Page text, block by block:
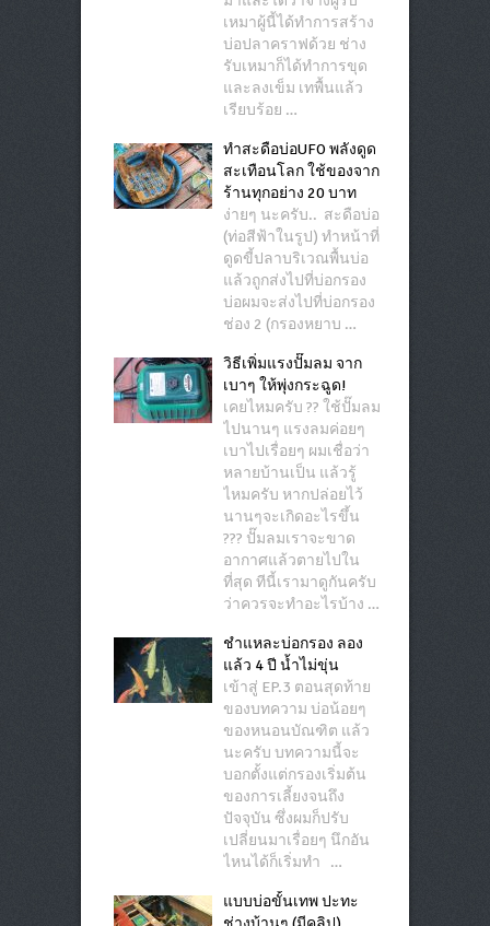
เหมาผู้นี้ได้ทำการสร้าง
บ่อปลาคราฟด้วย ช่าง
รับเหมาก็ได้ทำการขุด
และลงเข็ม เทพื้นแล้ว
เรียบร้อย …
ทำสะดือบ่อUFO พลังดูด
สะเทือนโลก ใช้ของจาก
ร้านทุกอย่าง 20 บาท
ง่ายๆ นะครับ.. สะดือบ่อ
(ท่อสีฟ้าในรูป) ทำหน้าที่
ดูดขี้ปลาบริเวณพื้นบ่อ
แล้วถูกส่งไปที่บ่อกรอง
บ่อผมจะส่งไปที่บ่อกรอง
ช่อง 2 (กรองหยาบ …
วิธีเพิ่มแรงปั๊มลม จาก
เบาๆ ให้พุ่งกระฉูด!
เคยไหมครับ ?? ใช้ปั๊มลม
ไปนานๆ แรงลมค่อยๆ
เบาไปเรื่อยๆ ผมเชื่อว่า
หลายบ้านเป็น แล้วรู้
ไหมครับ หากปล่อยไว้
นานๆจะเกิดอะไรขึ้น
??? ปั๊มลมเราจะขาด
อากาศแล้วตายไปใน
ที่สุด ทีนี้เรามาดูกันครับ
ว่าควรจะทำอะไรบ้าง …
ชำแหละบ่อกรอง ลอง
แล้ว 4 ปี น้ำไม่ขุ่น
เข้าสู่ EP.3 ตอนสุดท้าย
ของบทความ บ่อน้อยๆ
ของหนอนบัณฑิต แล้ว
นะครับ บทความนี้จะ
บอกตั้งแต่กรองเริ่มต้น
ของการเลี้ยงจนถึง
ปัจจุบัน ซึ่งผมก็ปรับ
เปลี่ยนมาเรื่อยๆ นึกอัน
ไหนได้ก็เริ่มทำ …
แบบบ่อขั้นเทพ ปะทะ